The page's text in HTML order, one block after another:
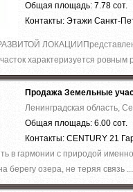
Общая площадь: 7.78 сот.
Контакты: Этажи Санкт-
характеризуется ровным
Продажа Земельные
Ленинградская область,
Общая площадь: 6.00 сот.
Контакты: CENTURY 21
в гармонии с природой
берегу озера, не теряя связь ...